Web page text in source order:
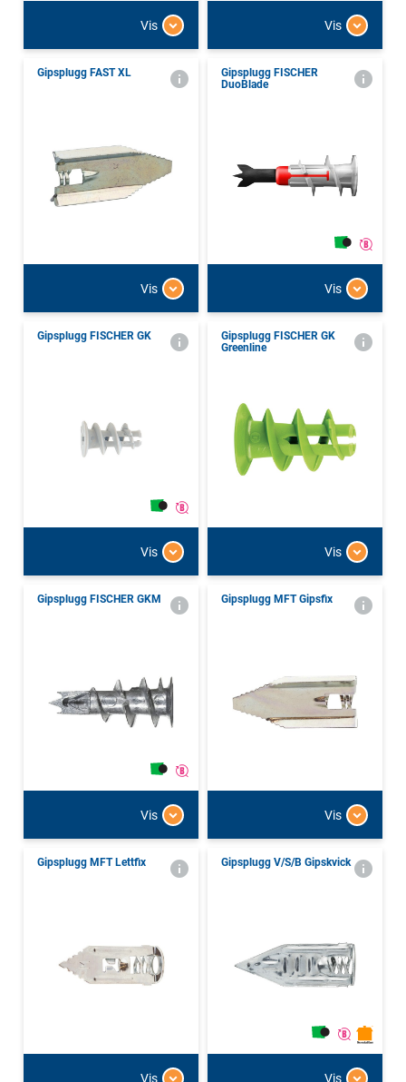
Vis Vis
Gipsplugg FAST XL
Vis
Gipsplugg FISCHER
DuoBlade
Vis
Gipsplugg FISCHER GK
Vis
Gipsplugg FISCHER GK
Greenline
Vis
Gipsplugg FISCHER GKM
Vis
Gipsplugg MFT Gipsfix
Vis
Gipsplugg MFT Lettfix
Vis
Gipsplugg V/S/B Gipskvick
Vis